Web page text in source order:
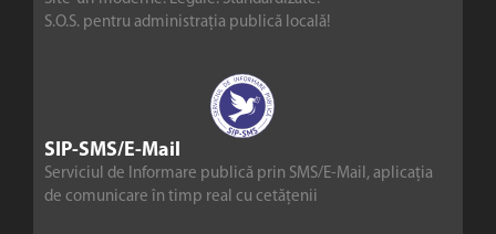
S.O.S. pentru administrația publică locală!
SIP-SMS/E-Mail
Serviciul de Informare publică prin SMS/E-Mail, aplicația
de comunicare în timp real cu cetățenii